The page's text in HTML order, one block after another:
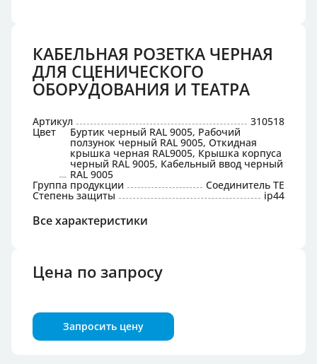
КАБЕЛЬНАЯ РОЗЕТКА ЧЕРНАЯ
ДЛЯ СЦЕНИЧЕСКОГО
ОБОРУДОВАНИЯ И ТЕАТРА
Артикул 310518
Цвет Буртик черный RAL 9005, Рабочий
ползунок черный RAL 9005, Откидная
крышка черная RAL9005, Крышка корпуса
черный RAL 9005, Кабельный ввод черный
RAL 9005
Группа продукции Соединитель TE
Степень защиты ip44
Все характеристики
Цена по запросу
Запросить цену